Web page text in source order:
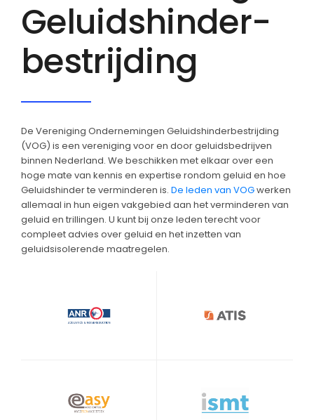
Geluidshinder-
bestrijding
De Vereniging Ondernemingen Geluidshinderbestrijding
(VOG) is een vereniging voor en door geluidsbedrijven
binnen Nederland. We beschikken met elkaar over een
hoge mate van kennis en expertise rondom geluid en hoe
Geluidshinder te verminderen is. De leden van VOGwerken
allemaal in hun eigen vakgebied aan het verminderen van
geluid en trillingen. U kunt bij onze leden terecht voor
compleet advies over geluid en het inzetten van
geluidsisolerende maatregelen.